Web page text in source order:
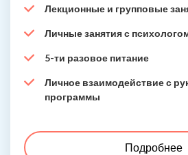
Лекционные и групповые
Личные занятия с
5-ти разовое питание
Личное взаимодействие с
программы
Подробнее